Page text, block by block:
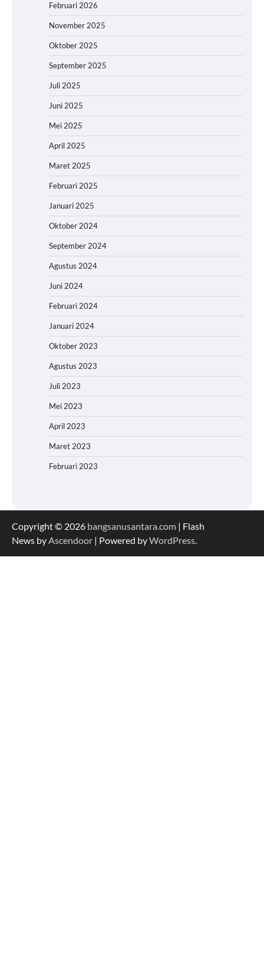
Februari 2026
November 2025
Oktober 2025
September 2025
Juli 2025
Juni 2025
Mei 2025
April 2025
Maret 2025
Februari 2025
Januari 2025
Oktober 2024
September 2024
Agustus 2024
Juni 2024
Februari 2024
Januari 2024
Oktober 2023
Agustus 2023
Juli 2023
Mei 2023
April 2023
Maret 2023
Februari 2023
Copyright © 2026 bangsanusantara.com | Flash
News byAscendoor | Powered byWordPress.